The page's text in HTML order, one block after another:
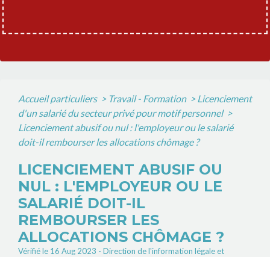
Accueil particuliers > Travail - Formation > Licenciement
d'un salarié du secteur privé pour motif personnel >
Licenciement abusif ou nul : l'employeur ou le salarié
doit-il rembourser les allocations chômage ?
LICENCIEMENT ABUSIF OU
NUL : L'EMPLOYEUR OU LE
SALARIÉ DOIT-IL
REMBOURSER LES
ALLOCATIONS CHÔMAGE ?
Vérifié le 16 Aug 2023 - Direction de l'information légale et